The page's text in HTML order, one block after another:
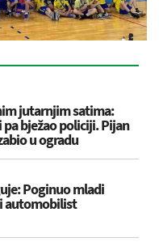
jutarnjim satima:
bježao policiji. Pijan
u ogradu
Poginuo mladi
automobilist